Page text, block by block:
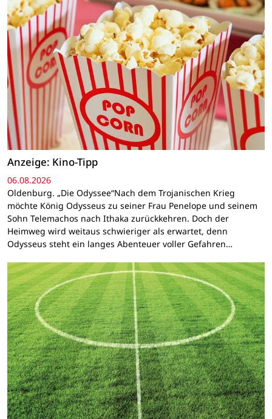
Anzeige: Kino-Tipp
06.08.2026
Oldenburg. „Die Odyssee“Nach dem Trojanischen Krieg
möchte König Odysseus zu seiner Frau Penelope und seinem
Sohn Telemachos nach Ithaka zurückkehren. Doch der
Heimweg wird weitaus schwieriger als erwartet, denn
Odysseus steht ein langes Abenteuer voller Gefahren…